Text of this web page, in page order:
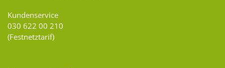
Kundenservice
030 622 00 210
(Festnetztarif)